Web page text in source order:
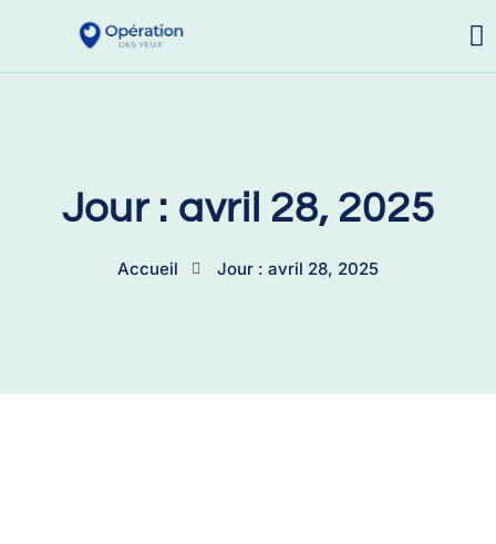
Jour : avril 28, 2025
Accueil Jour : avril 28, 2025